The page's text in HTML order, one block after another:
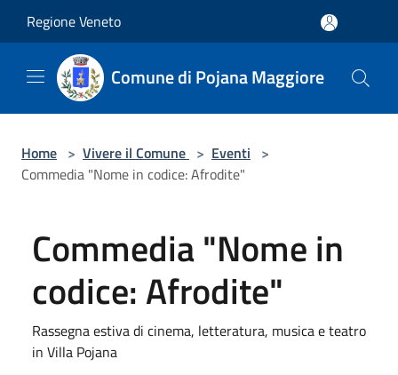
Regione Veneto
Comune di Pojana Maggiore
Home > Vivere il Comune > Eventi >
Commedia "Nome in codice: Afrodite"
Commedia "Nome in
codice: Afrodite"
Rassegna estiva di cinema, letteratura, musica e teatro
in Villa Pojana